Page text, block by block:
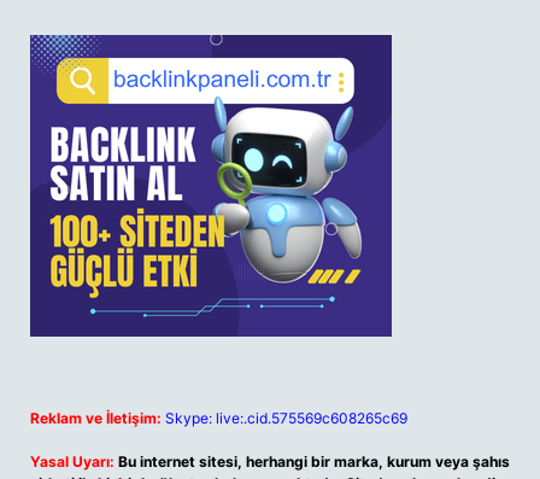
Reklam ve İletişim: Skype: live:.cid.575569c608265c69
Yasal Uyarı: Bu internet sitesi, herhangi bir marka, kurum veya şahıs